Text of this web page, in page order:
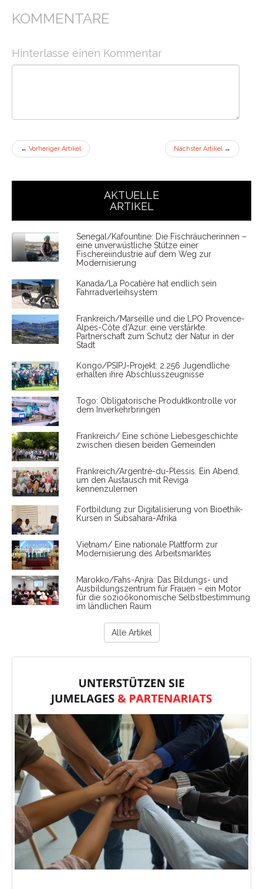
KOMMENTARE
Hinterlasse einen Kommentar
← Vorheriger Artikel Nächster Artikel →
AKTUELLE
ARTIKEL
Senegal/Kafountine: Die Fischräucherinnen –
eine unverwüstliche Stütze einer
Fischereiindustrie auf dem Weg zur
Modernisierung
Kanada/La Pocatière hat endlich sein
Fahrradverleihsystem
Frankreich/Marseille und die LPO Provence-
Alpes-Côte d'Azur: eine verstärkte
Partnerschaft zum Schutz der Natur in der
Stadt
Kongo/PSIPJ-Projekt: 2.256 Jugendliche
erhalten ihre Abschlusszeugnisse
Togo: Obligatorische Produktkontrolle vor
dem Inverkehrbringen
Frankreich/ Eine schöne Liebesgeschichte
zwischen diesen beiden Gemeinden
Frankreich/Argentré-du-Plessis. Ein Abend,
um den Austausch mit Reviga
kennenzulernen
Fortbildung zur Digitalisierung von Bioethik-
Kursen in Subsahara-Afrika
Vietnam/ Eine nationale Plattform zur
Modernisierung des Arbeitsmarktes
Marokko/Fahs-Anjra: Das Bildungs- und
Ausbildungszentrum für Frauen – ein Motor
für die sozioökonomische Selbstbestimmung
im ländlichen Raum
Alle Artikel